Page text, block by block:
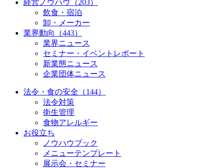
経営ノウハウ（203）
飲食・宿泊
卸・メーカー
業界動向（443）
業界ニュース
セミナー・イベントレポート
新業態ニュース
企業団体ニュース
法令・食の安全（144）
法令対策
衛生管理
食物アレルギー
お役立ち
ノウハウブック
メニューテンプレート
展示会・セミナー